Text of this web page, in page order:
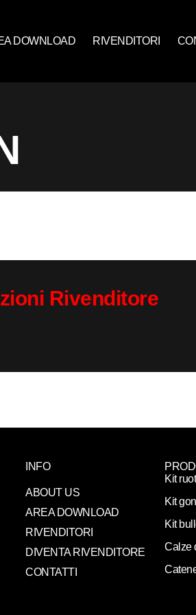
DOWNLOAD RIVENDITORI
Rivenditore
INFO
ABOUT US
AREA DOWNLOAD
RIVENDITORI
DIVENTA RIVENDITORE
CONTATTI
Kit
Kit
Kit
Calze